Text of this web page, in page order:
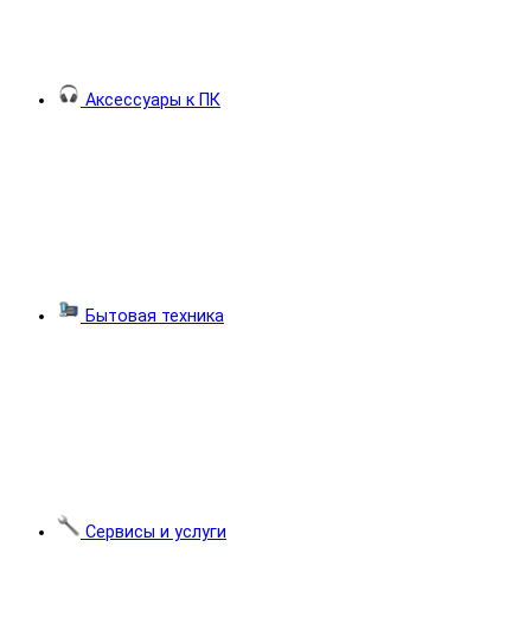
Аксессуары к ПК
Бытовая техника
Сервисы и услуги